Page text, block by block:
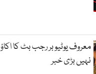
معروف یوٹیوبر رجب بٹ کا
نہیں بڑی خبر